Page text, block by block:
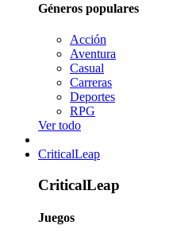
Géneros populares
Acción
Aventura
Casual
Carreras
Deportes
RPG
Ver todo
CriticalLeap
CriticalLeap
Juegos